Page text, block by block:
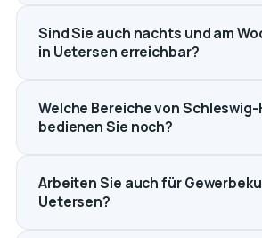
Sind Sie auch nachts und am
in Uetersen erreichbar?
Welche Bereiche von
bedienen Sie noch?
Arbeiten Sie auch für
Uetersen?